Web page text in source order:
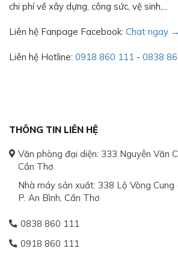
chi phí về xây dựng, công sức, vệ sinh,...
Liên hệ Fanpage Facebook: Chat ngay →
Liên hệ Hotline: 0918 860 111 - 0838
THÔNG TIN LIÊN HỆ
Văn phòng đại diện: 333 Nguyễn Văn
Cần Thơ
Nhà máy sản xuất: 338 Lộ Vòng
P. An Bình, Cần Thơ
0838 860 111
0918 860 111